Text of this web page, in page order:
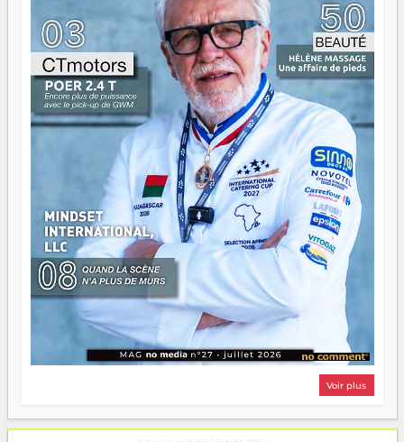
n'est pas un combat de générations — c'est une question
d'équipage. Partagez vos réussites, mais aussi vos échecs.
Surtout vos échecs, d'ailleurs — ils enseignent mieux que
n'importe quel manuel. À Madagascar, la barque avance.
Il faut juste s'assurer que tout le monde rame dans le
même sens.
Voir plus